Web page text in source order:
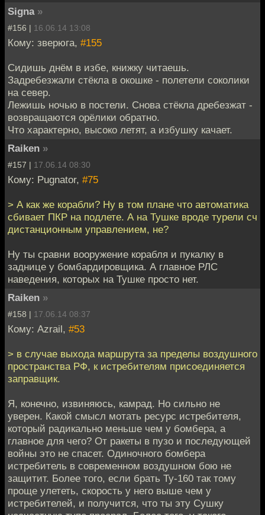
Signa »
#156 | 16.06.14 13:08
Кому: зверюга, #155
Сидишь днём в избе, книжку читаешь.
Задребезжали стёкла в окошке - полетели соколики
на север.
Лежишь ночью в постели. Снова стёкла дребезжат -
возвращаются орёлики обратно.
Что характерно, высоко летят, а избушку качает.
Raiken »
#157 | 17.06.14 08:30
Кому: Pugnator, #75
> А как же корабли? Ну в том плане что автоматика
сбивает ПКР на подлете. А на Тушке вроде турели сч
дистанционным управлением, не?
Ну ты сравни вооружение корабля и пукалку в
заднице у бомбардировщика. А главное РЛС
наведения, которых на Тушке просто нет.
Raiken »
#158 | 17.06.14 08:37
Кому: Azrail, #53
> в случае выхода маршрута за пределы воздушного
пространства РФ, к истребителям присоединяется
заправщик.
Я, конечно, извиняюсь, камрад. Но сильно не
уверен. Какой смысл мотать ресурс истребителя,
который радикально меньше чем у бомбера, а
главное для чего? От ракеты в пузо и последующей
войны это не спасет. Одиночного бомбера
истребитель в современном воздушном бою не
защитит. Более того, если брать Ту-160 так тому
проще улететь, скорость у него выше чем у
истребителей, и получится, что ты эту Сушку